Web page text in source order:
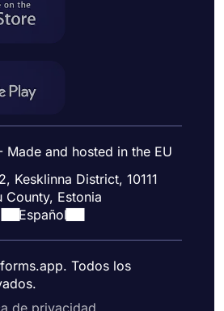
Made and hosted in the EU
Kesklinna District, 10111
County, Estonia
Español
Todos los